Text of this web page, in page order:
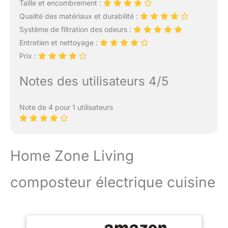
jardin. Profitons d'une vie
biologique recyclée !
【Applicable à divers
déchets】Le cycleur
alimentaire peut traiter
restes de fruits et de
légumes, les restes de
les plantes et les feuilles
ne pas mettre de fumée,
de métal et de couches
Nous recommandons
【Fonctionnement
Taille et encombrement :
Qualité des matériaux et durabilité :
Système de filtration des odeurs :
Entretien et nettoyage :
Prix :
Notes des utilisateurs 4/5
Note de 4 pour 1 utilisateurs
Home Zone Living
composteur électrique cuisine